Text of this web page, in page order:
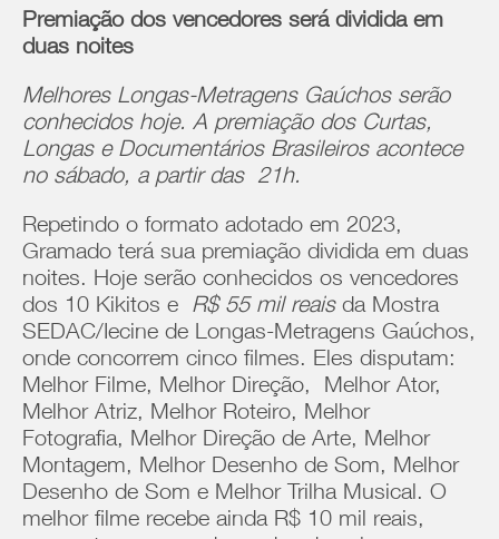
Premiação dos vencedores será dividida em
duas noites
Melhores Longas-Metragens Gaúchos serão
conhecidos hoje. A premiação dos Curtas,
Longas e Documentários Brasileiros acontece
no sábado, a partir das 21h.
Repetindo o formato adotado em 2023,
Gramado terá sua premiação dividida em duas
noites. Hoje serão conhecidos os vencedores
dos 10 Kikitos e
R$ 55 mil reais da Mostra
SEDAC/Iecine de Longas-Metragens Gaúchos,
onde concorrem cinco filmes. Eles disputam:
Melhor Filme, Melhor Direção, Melhor Ator,
Melhor Atriz, Melhor Roteiro, Melhor
Fotografia, Melhor Direção de Arte, Melhor
Montagem, Melhor Desenho de Som, Melhor
Desenho de Som e Melhor Trilha Musical. O
melhor filme recebe ainda R$ 10 mil reais,